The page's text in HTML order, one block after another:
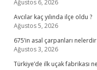
Ağustos 6, 2026
Avcılar kaç yılında ilçe oldu ?
Ağustos 5, 2026
675’in asal çarpanları nelerdir
Ağustos 3, 2026
Türkiye’de ilk uçak fabrikası